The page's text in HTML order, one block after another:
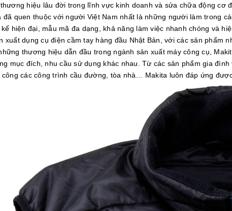
hiệu lâu đời trong lĩnh vực kinh doanh và sửa chữa động cơ
đã quen thuộc với người Việt Nam nhất là những người làm trong
hiện đại, mẫu mã đa dạng, khả năng làm việc nhanh chóng và
xuất dụng cụ điện cầm tay hàng đầu Nhật Bản, với các sản phẩm
thương hiệu dẫn đầu trong ngành sản xuất máy công cụ,
mục đích, nhu cầu sử dụng khác nhau. Từ các sản phẩm gia
các công trình cầu đường, tòa nhà… Makita luôn đáp ứng